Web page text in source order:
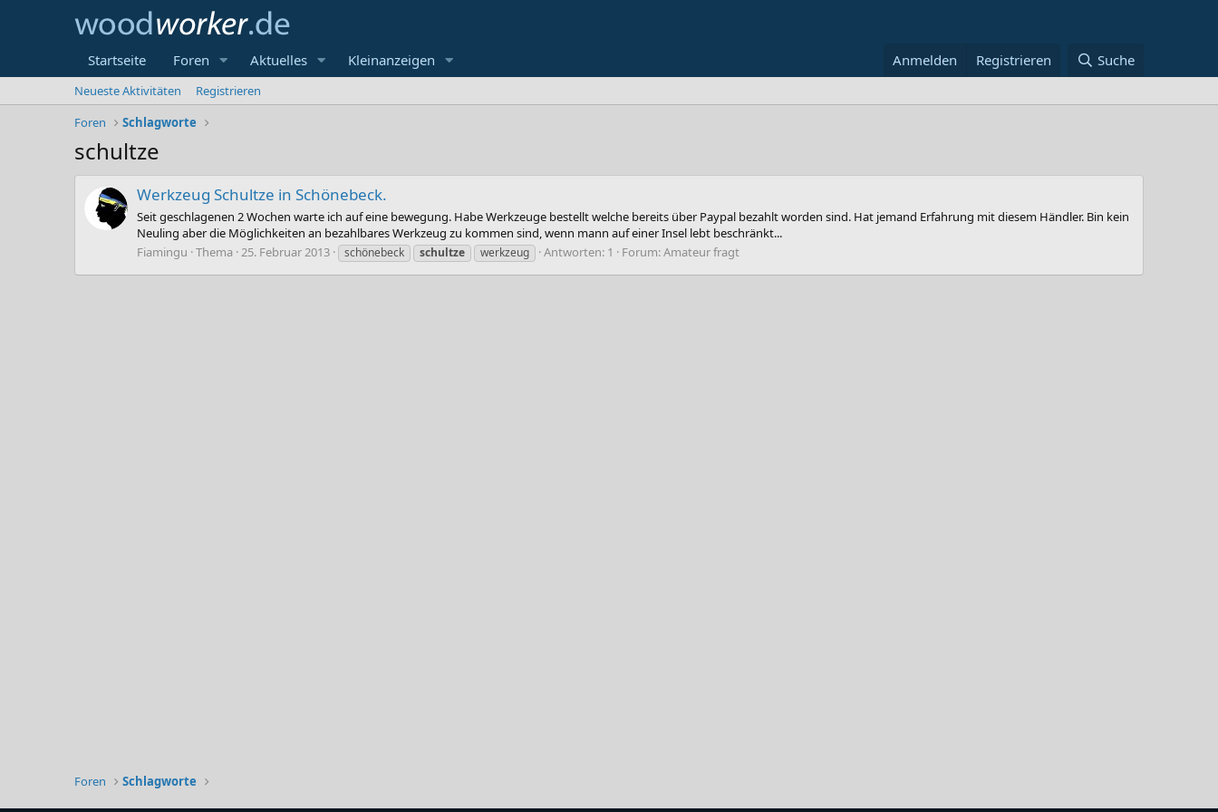
Startseite Foren Aktuelles Kleinanzeigen Anmelden Registrieren Suche
Neueste Aktivitäten
Registrieren
Foren
Schlagworte
schultze
Werkzeug Schultze in Schönebeck.
Seit geschlagenen 2 Wochen warte ich auf eine bewegung. Habe Werkzeuge bestellt welche bereits über Paypal bezahlt worden sind. Hat jemand Erfahrung mit diesem Händler. Bin kein
Neuling aber die Möglichkeiten an bezahlbares Werkzeug zu kommen sind, wenn mann auf einer Insel lebt beschränkt...
Fiamingu Thema 25. Februar 2013 schönebeck schultze werkzeug Antworten: 1 Forum:Amateur fragt
Foren Schlagworte